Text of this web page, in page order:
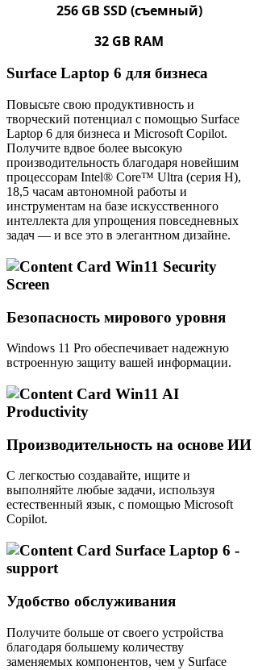
256 GB SSD (съемный)
32 GB RAM
Surface Laptop 6 для бизнеса
Повысьте свою продуктивность и
творческий потенциал с помощью Surface
Laptop 6 для бизнеса и Microsoft Copilot.
Получите вдвое более высокую
производительность благодаря новейшим
процессорам Intel® Core™ Ultra (серия H),
18,5 часам автономной работы и
инструментам на базе искусственного
интеллекта для упрощения повседневных
задач — и все это в элегантном дизайне.
Безопасность мирового уровня
Windows 11 Pro обеспечивает надежную
встроенную защиту вашей информации.
Производительность на основе ИИ
С легкостью создавайте, ищите и
выполняйте любые задачи, используя
естественный язык, с помощью Microsoft
Copilot.
Удобство обслуживания
Получите больше от своего устройства
благодаря большему количеству
заменяемых компонентов, чем у Surface